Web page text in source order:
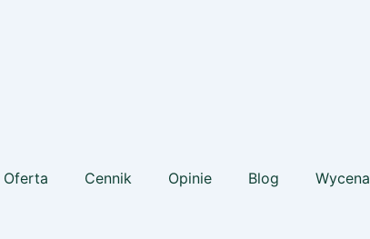
Oferta Cennik Opinie Blog Wycena